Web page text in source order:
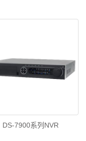
DS-7900系列NVR